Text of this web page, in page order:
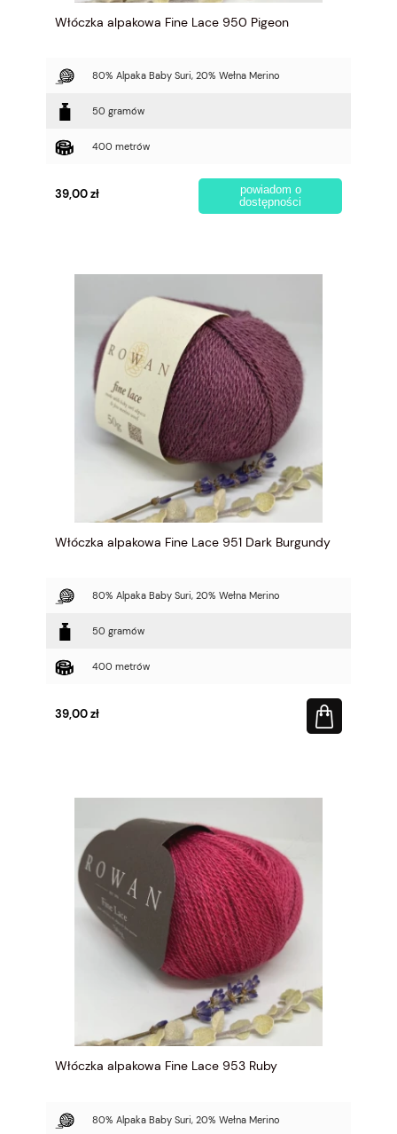
Włóczka alpakowa Fine Lace 950 Pigeon
80% Alpaka Baby Suri, 20% Wełna Merino
50 gramów
400 metrów
39,00 zł
powiadom o
dostępności
Włóczka alpakowa Fine Lace 951 Dark Burgundy
80% Alpaka Baby Suri, 20% Wełna Merino
50 gramów
400 metrów
39,00 zł
Włóczka alpakowa Fine Lace 953 Ruby
80% Alpaka Baby Suri, 20% Wełna Merino